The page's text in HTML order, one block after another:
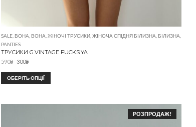
SALE, ВОНА ВОНА ЖІНОЧІ ТРУСИКИ, ЖІНОЧА СПІДНЯ БІЛИЗНА БІЛИЗНА
PANTIES
ТРУСИКИ G.VINTAGE FUCKSIYA
590₴ 300₴
ОБЕРІТЬ ОПЦІЇ
РОЗПРОДАЖ!